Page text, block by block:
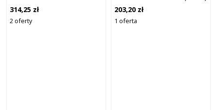
RECOVERY COMPLEX
SERUM
PRZECIWZMARSZCZKOWE
314,25 zł
2 oferty
SERUM
PRZECIWZMARSZCZKOWE
203,20 zł
1 oferta